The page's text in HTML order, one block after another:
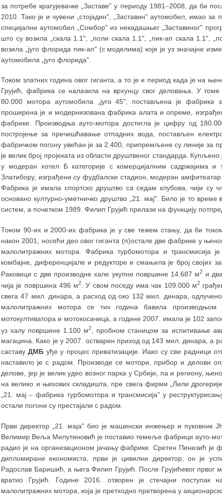
за потребе крагујевачке „Заставе" у периоду 1981–2008, да би
2010. Тако је и чувени „стојадин", „Заставин" аутомобил, имао
специјални аутомобил „Сомбор" из некадашњег „Заставиног"
што су возила „скала 1.1", „поли скала 1.1", „пик-ап скала 1.1",
возила „југо флорида пик-ап" (с моделима) које је уз значајне
аутомобила „југо флорида".
Током златних година овог гиганта, а то је и период када је на
Грујић, фабрика се налазила на врхунцу свог деловања. У
80.000 мотора аутомобила „југо 45", постављена је
проширена је и модернизована фабрика алата и опреме,
фабрике. Производња ауто-мотора достигла је цифру од
постројење за пречишћавање отпадних вода, постављен
фабричком погону увећан је за 2.400, припремљене су линије за
је велик број пројеката из области друштвеног стандарда.
у модеран хотел Б категорије с комерцијалним садржајима и
Златибору, изграђени су фудбалски стадион, модеран
Фабрика је имала спортско друштво са седам клубова, чији
основано културно-уметничко друштво „21. мај". Било је то
систем, а почетком 1989. Филип Грујић прелази на функцију
Током 90-их и 2000-их фабрика је у све тежем стању, да би
након 2001, носећи део овог гиганта (п)остале две фабрике у
малолитражних мотора. Фабрика турбомотора и трансмисија
комбајне, диференцијале и редукторе и смањила је број својих
Раковици с две производне хале укупне површине 14.687 м2 и
чија је површина 496 м2 . У свом поседу има чак 109.000 м2
свега 47 мил. динара, а расход од око 132 мил. динара,
малолитражних мотора се тих година бавила
мотокултиватора и мотокосачица, а године 2007. имала је 102
уз халу површине 1.100 м2
, пробном станицом за испитивање
магацина. Како је у 2007. остварен приход од 143 мил. динара, а
саставуДМБ уђе у процес приватизације. Иако су сви радници
наставило је с радом. Производе се мотори, прибор и делови
делове, јер је велик удео возног парка у Србији, па и региону,
на велико и њихових складишта, пре свега фирми „Лили
„21. мај– фабрика турбомотора и трансмисија" у
остали погони су престајали с радом.
Први директор „21. маја" био је машински инжењер и пуковник
Велимир Веља Милутиновић је поставио темеље фабрици ауто-
радио је на организационом јачању фабрике. Сретен Пенезић је
дипломирани економиста, први је цивилни директор; он је
Радослав Баришић, а њега Филип Грујић. После Грујићевог првог
вратио Грујић. Године 2016. отворен је стечајни
малолитражних мотора, која је претходно претворена у